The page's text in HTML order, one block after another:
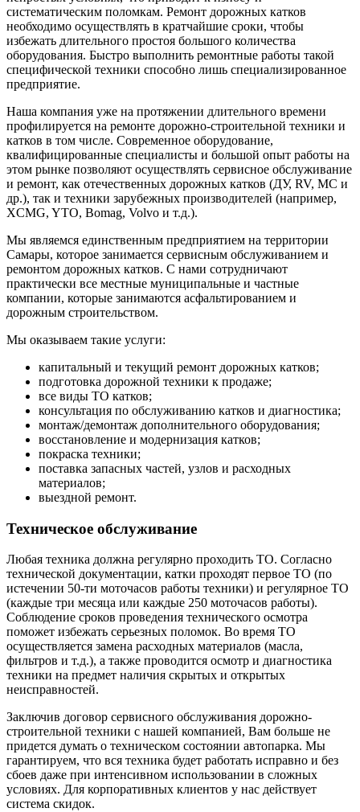
систематическим поломкам. Ремонт дорожных катков
необходимо осуществлять в кратчайшие сроки, чтобы
избежать длительного простоя большого количества
оборудования. Быстро выполнить ремонтные работы такой
специфической техники способно лишь специализированное
предприятие.
Наша компания уже на протяжении длительного времени
профилируется на ремонте дорожно-строительной техники и
катков в том числе. Современное оборудование,
квалифицированные специалисты и большой опыт работы на
этом рынке позволяют осуществлять сервисное обслуживание
и ремонт, как отечественных дорожных катков (ДУ, RV, MC и
др.), так и техники зарубежных производителей (например,
XCMG, YTO, Bomag, Volvo и т.д.).
Мы являемся единственным предприятием на территории
Самары, которое занимается сервисным обслуживанием и
ремонтом дорожных катков. С нами сотрудничают
практически все местные муниципальные и частные
компании, которые занимаются асфальтированием и
дорожным строительством.
Мы оказываем такие услуги:
капитальный и текущий ремонт дорожных катков;
подготовка дорожной техники к продаже;
все виды ТО катков;
консультация по обслуживанию катков и диагностика;
монтаж/демонтаж дополнительного оборудования;
восстановление и модернизация катков;
покраска техники;
поставка запасных частей, узлов и расходных
материалов;
выездной ремонт.
Техническое обслуживание
Любая техника должна регулярно проходить ТО. Согласно
технической документации, катки проходят первое ТО (по
истечении 50-ти моточасов работы техники) и регулярное ТО
(каждые три месяца или каждые 250 моточасов работы).
Соблюдение сроков проведения технического осмотра
поможет избежать серьезных поломок. Во время ТО
осуществляется замена расходных материалов (масла,
фильтров и т.д.), а также проводится осмотр и диагностика
техники на предмет наличия скрытых и открытых
неисправностей.
Заключив договор сервисного обслуживания дорожно-
строительной техники с нашей компанией, Вам больше не
придется думать о техническом состоянии автопарка. Мы
гарантируем, что вся техника будет работать исправно и без
сбоев даже при интенсивном использовании в сложных
условиях. Для корпоративных клиентов у нас действует
система скидок.